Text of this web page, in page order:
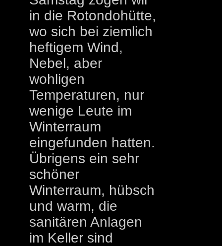
in die Rotondohütte,
wo sich bei ziemlich
heftigem Wind,
Nebel, aber
wohligen
Temperaturen, nur
wenige Leute im
Winterraum
eingefunden hatten.
Übrigens ein sehr
schöner
Winterraum, hübsch
und warm, die
sanitären Anlagen
im Keller sind